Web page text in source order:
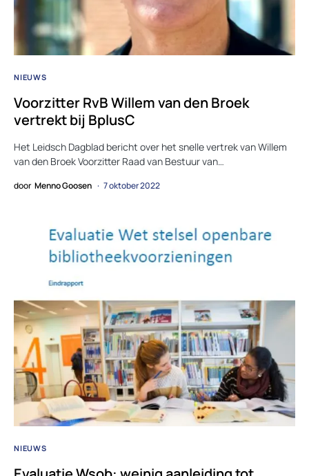
NIEUWS
Voorzitter RvB Willem van den Broek
vertrekt bij BplusC
Het Leidsch Dagblad bericht over het snelle vertrek van Willem
van den Broek Voorzitter Raad van Bestuur van…
door Menno Goosen 7 oktober 2022
NIEUWS